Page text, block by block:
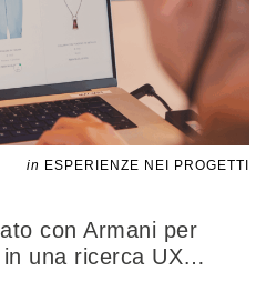
in ESPERIENZE NEI PROGETTI
con Armani per
una ricerca UX…